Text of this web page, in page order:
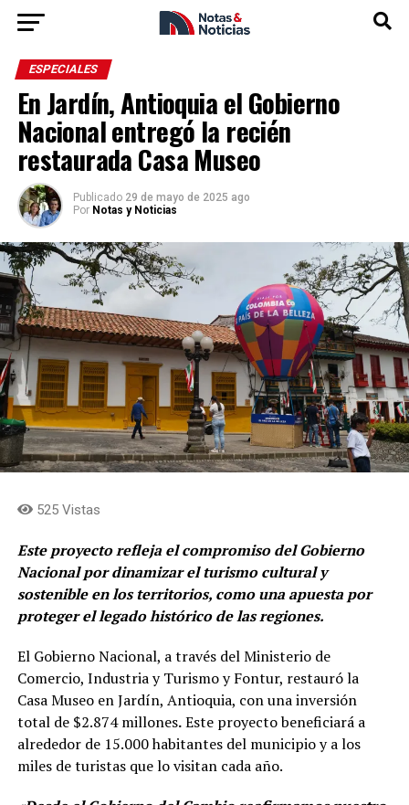
ESPECIALES
En Jardín, Antioquia el Gobierno
Nacional entregó la recién
restaurada Casa Museo
Publicado 29 de mayo de 2025 ago
Por Notas y Noticias
525 Vistas
Este proyecto refleja el compromiso del Gobierno
Nacional por dinamizar el turismo cultural y
sostenible en los territorios, como una apuesta por
proteger el legado histórico de las regiones.
El Gobierno Nacional, a través del Ministerio de
Comercio, Industria y Turismo y Fontur, restauró la
Casa Museo en Jardín, Antioquia, con una inversión
total de $2.874 millones.Este proyecto beneficiará a
alrededor de 15.000 habitantes del municipio y a los
miles de turistas que lo visitan cada año.